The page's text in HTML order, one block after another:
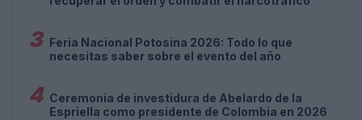
3 Feria Nacional Potosina 2026: Todo lo que
necesitas saber sobre el evento del año
4 Ceremonia de investidura de Abelardo de la
Espriella como presidente de Colombia en 2026